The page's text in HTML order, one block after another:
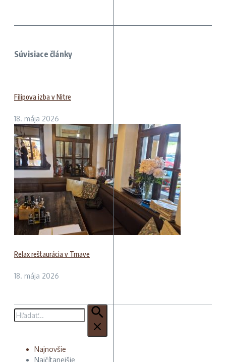
Súvisiace články
Filipova izba v Nitre
18. mája 2026
Relax reštaurácia v Trnave
18. mája 2026
Hľadať:
Najnovšie
Najčítanejšie